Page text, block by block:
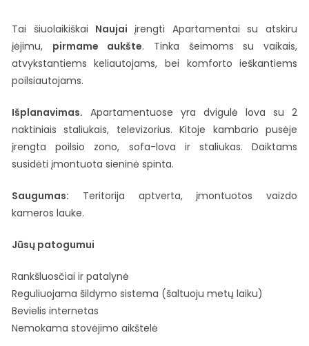
Tai šiuolaikiškai Naujai įrengti Apartamentai su atskiru
įėjimu, pirmame aukšte. Tinka šeimoms su vaikais,
atvykstantiems keliautojams, bei komforto ieškantiems
poilsiautojams.
Išplanavimas. Apartamentuose yra dvigulė lova su 2
naktiniais staliukais, televizorius. Kitoje kambario pusėje
įrengta poilsio zono, sofa-lova ir staliukas. Daiktams
susidėti įmontuota sieninė spinta.
Saugumas: Teritorija aptverta, įmontuotos vaizdo
kameros lauke.
Jūsų patogumui
Rankšluosčiai ir patalynė
Reguliuojama šildymo sistema (šaltuoju metų laiku)
Bevielis internetas
Nemokama stovėjimo aikštelė